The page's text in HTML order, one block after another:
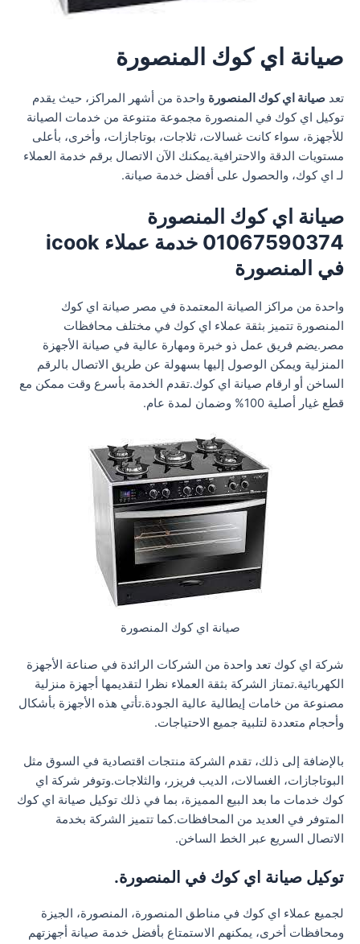
صيانة اي كوك المنصورة
تعد صيانة اي كوك المنصورة واحدة من أشهر المراكز، حيث يقدم
توكيل اي كوك في المنصورة مجموعة متنوعة من خدمات الصيانة
للأجهزة، سواء كانت غسالات، ثلاجات، بوتاجازات، وأخرى، بأعلى
مستويات الدقة والاحترافية.يمكنك الآن الاتصال برقم خدمة العملاء
لـ اي كوك، والحصول على أفضل خدمة صيانة.
صيانة اي كوك المنصورة
01067590374 خدمة عملاء icook
في المنصورة
واحدة من مراكز الصيانة المعتمدة في مصر صيانة اي كوك
المنصورة تتميز بثقة عملاء اي كوك في مختلف محافظات
مصر.يضم فريق عمل ذو خبرة ومهارة عالية في صيانة الأجهزة
المنزلية ويمكن الوصول إليها بسهولة عن طريق الاتصال بالرقم
الساخن أو ارقام صيانة اي كوك.تقدم الخدمة بأسرع وقت ممكن مع
قطع غيار أصلية 100% وضمان لمدة عام.
صيانة اي كوك المنصورة
شركة اي كوك تعد واحدة من الشركات الرائدة في صناعة الأجهزة
الكهربائية.تمتاز الشركة بثقة العملاء نظرا لتقديمها أجهزة منزلية
مصنوعة من خامات إيطالية عالية الجودة.تأتي هذه الأجهزة بأشكال
وأحجام متعددة لتلبية جميع الاحتياجات.
بالإضافة إلى ذلك، تقدم الشركة منتجات اقتصادية في السوق مثل
البوتاجازات، الغسالات، الديب فريزر، والثلاجات.وتوفر شركة اي
كوك خدمات ما بعد البيع المميزة، بما في ذلك توكيل صيانة اي كوك
المتوفر في العديد من المحافظات.كما تتميز الشركة بخدمة
الاتصال السريع عبر الخط الساخن.
توكيل صيانة اي كوك في المنصورة.
لجميع عملاء اي كوك في مناطق المنصورة، المنصورة، الجيزة
ومحافظات أخرى، يمكنهم الاستمتاع بأفضل خدمة صيانة أجهزتهم